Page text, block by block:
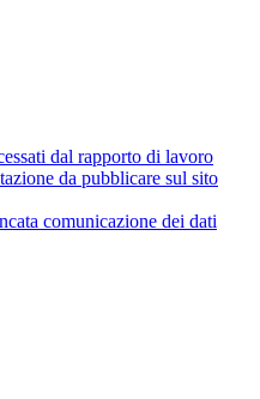
dal rapporto di lavoro
da pubblicare sul sito
comunicazione dei dati